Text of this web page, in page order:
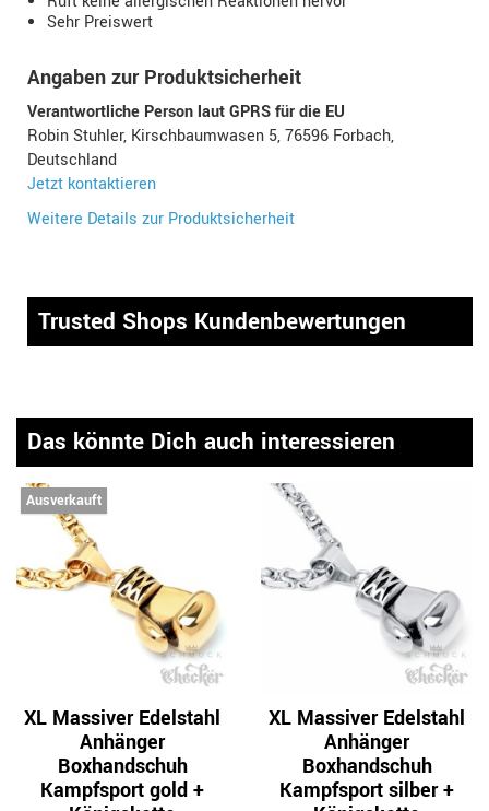
Sehr Preiswert
Angaben zur Produktsicherheit
Verantwortliche Person laut GPRS für die EU
Robin Stuhler, Kirschbaumwasen 5, 76596 Forbach,
Deutschland
Jetzt kontaktieren
Weitere Details zur Produktsicherheit
Trusted Shops Kundenbewertungen
Das könnte Dich auch interessieren
Ausverkauft
XL Massiver Edelstahl
Anhänger
Boxhandschuh
Kampfsport gold +
XL Massiver Edelstahl
Anhänger
Boxhandschuh
Kampfsport silber +